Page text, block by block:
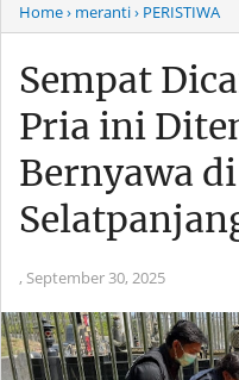
Home› meranti› PERISTIWA
Sempat
Pria ini
Bernyawa
, September 30, 2025